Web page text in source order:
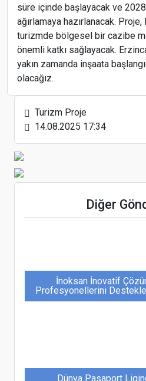
süre içinde başlayacak ve
ağırlamaya hazırlanacak. Proje,
turizmde bölgesel bir cazibe
önemli katkı sağlayacak.
yakın zamanda inşaata
olacağız.
Turizm Proje
14.08.2025 17:34
Diğer
"Vision Of The Seas" ve
bin 827
Antalya Turizm
İnoksan İnovatif
Profesyonellerini
Dünya Pasaport